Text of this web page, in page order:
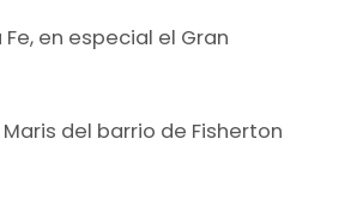
en especial el Gran
del barrio de Fisherton